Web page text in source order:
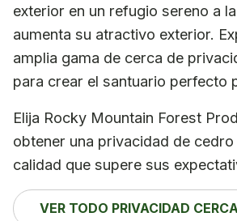
exterior en un refugio sereno a
aumenta su atractivo exterior.
amplia gama de cerca de
para crear el santuario perfecto
Elija Rocky Mountain Forest
obtener una privacidad de
calidad que supere sus
VER TODO PRIVACIDAD